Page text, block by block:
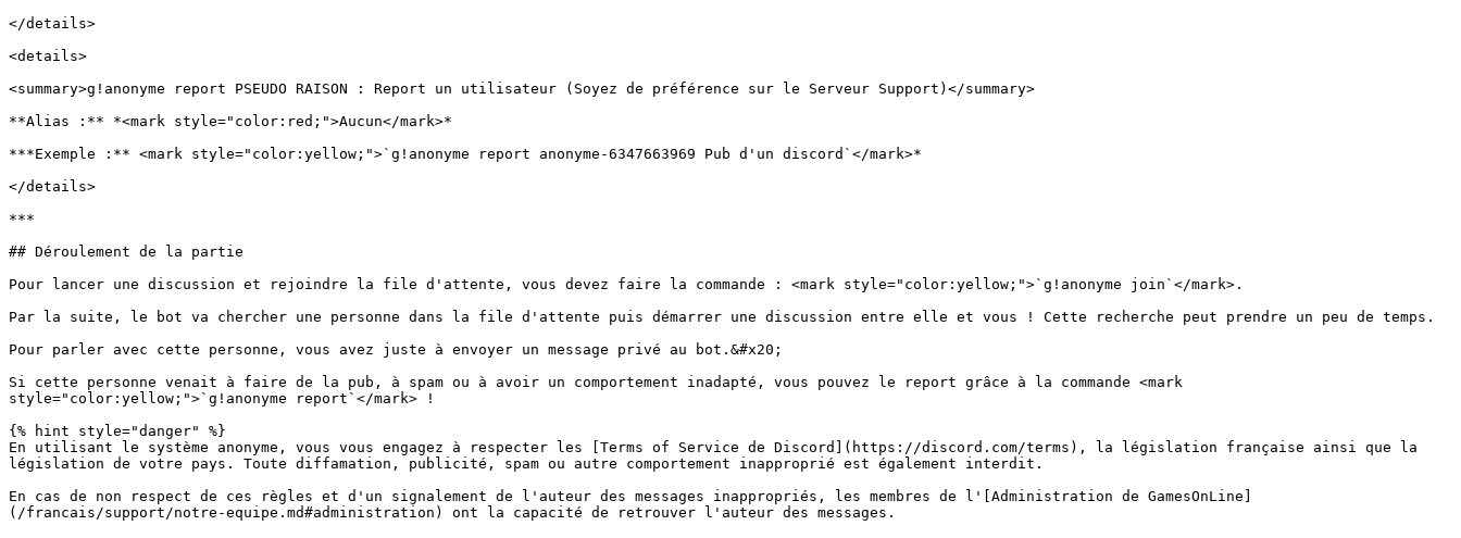
</details>
<details>
<summary>g!anonyme report PSEUDO RAISON : Report un utilisateur (Soyez de préférence sur le Serveur Support)</summary>
**Alias :** *<mark style="color:red;">Aucun</mark>*
***Exemple :** <mark style="color:yellow;">`g!anonyme report anonyme-6347663969 Pub d'un discord`</mark>*
</details>
***
## Déroulement de la partie
Pour lancer une discussion et rejoindre la file d'attente, vous devez faire la commande : <mark style="color:yellow;">`g!anonyme join`</mark>.
Par la suite, le bot va chercher une personne dans la file d'attente puis démarrer une discussion entre elle et vous ! Cette recherche peut prendre un peu de temps.
Pour parler avec cette personne, vous avez juste à envoyer un message privé au bot.&#x20;
Si cette personne venait à faire de la pub, à spam ou à avoir un comportement inadapté, vous pouvez le report grâce à la commande <mark
style="color:yellow;">`g!anonyme report`</mark> !
{% hint style="danger" %}
En utilisant le système anonyme, vous vous engagez à respecter les [Terms of Service de Discord](https://discord.com/terms), la législation française ainsi que la
législation de votre pays. Toute diffamation, publicité, spam ou autre comportement inapproprié est également interdit.
En cas de non respect de ces règles et d'un signalement de l'auteur des messages inappropriés, les membres de l'[Administration de GamesOnLine]
(/francais/support/notre-equipe.md#administration) ont la capacité de retrouver l'auteur des messages.